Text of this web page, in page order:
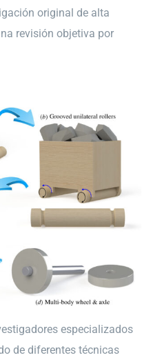
original de alta
revisión objetiva por
especializados
de diferentes técnicas